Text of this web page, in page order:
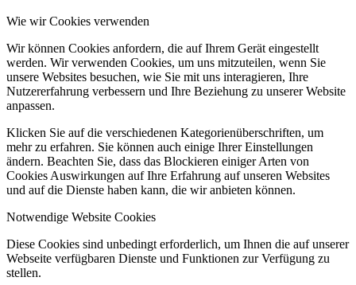
Wie wir Cookies verwenden
Wir können Cookies anfordern, die auf Ihrem Gerät eingestellt
werden. Wir verwenden Cookies, um uns mitzuteilen, wenn Sie
unsere Websites besuchen, wie Sie mit uns interagieren, Ihre
Nutzererfahrung verbessern und Ihre Beziehung zu unserer Website
anpassen.
Klicken Sie auf die verschiedenen Kategorienüberschriften, um
mehr zu erfahren. Sie können auch einige Ihrer Einstellungen
ändern. Beachten Sie, dass das Blockieren einiger Arten von
Cookies Auswirkungen auf Ihre Erfahrung auf unseren Websites
und auf die Dienste haben kann, die wir anbieten können.
Notwendige Website Cookies
Diese Cookies sind unbedingt erforderlich, um Ihnen die auf unserer
Webseite verfügbaren Dienste und Funktionen zur Verfügung zu
stellen.